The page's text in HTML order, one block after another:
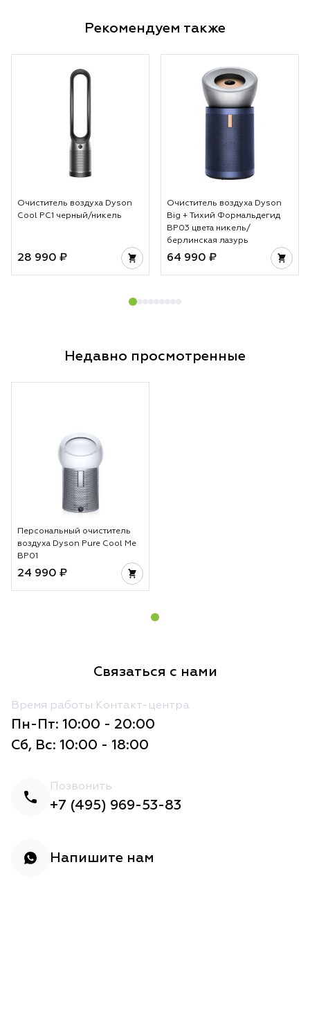
Рекомендуем также
Очиститель воздуха Dyson
Cool PC1 черный/никель
28 990 ₽
Очиститель воздуха Dyson
Big + Тихий Формальдегид
BP03 цвета никель/
берлинская лазурь
64 990 ₽
Недавно просмотренные
Персональный очиститель
воздуха Dyson Pure Cool Me
BP01
24 990 ₽
Связаться с нами
Время работы Контакт-центра
Пн-Пт: 10:00 - 20:00
Сб, Вс: 10:00 - 18:00
Позвонить
+7 (495) 969-53-83
Напишите нам